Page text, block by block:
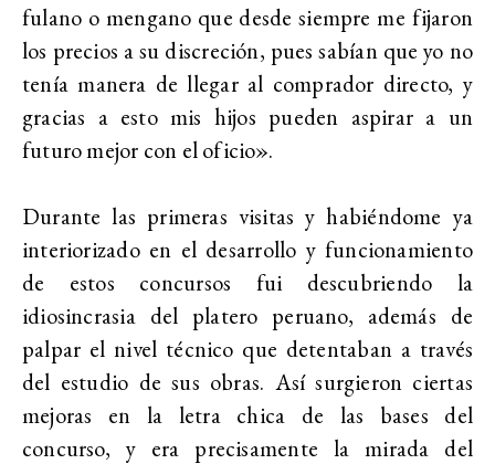
fulano o mengano que desde siempre me fijaron
los precios a su discreción, pues sabían que yo no
tenía manera de llegar al comprador directo, y
gracias a esto mis hijos pueden aspirar a un
futuro mejor con el oficio».
Durante las primeras visitas y habiéndome ya
interiorizado en el desarrollo y funcionamiento
de estos concursos fui descubriendo la
idiosincrasia del platero peruano, además de
palpar el nivel técnico que detentaban a través
del estudio de sus obras. Así surgieron ciertas
mejoras en la letra chica de las bases del
concurso, y era precisamente la mirada del